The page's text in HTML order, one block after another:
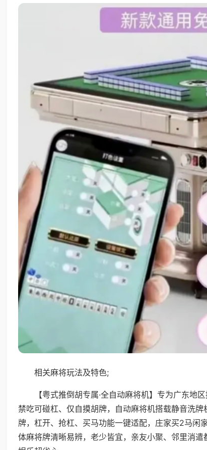
相关麻将玩法及特色;
【粤式推倒胡专属·全自动麻将机】专为广东地
禁吃可碰杠、仅自摸胡牌，自动麻将机搭载静音洗
牌，杠开、抢杠、买马功能一键适配，庄家买2马闲
体麻将牌清晰易辨，老少皆宜，亲友小聚、邻里消